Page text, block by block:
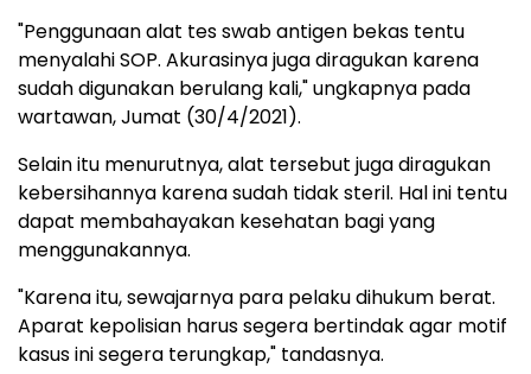
"Penggunaan alat tes swab antigen bekas tentu
menyalahi SOP. Akurasinya juga diragukan karena
sudah digunakan berulang kali," ungkapnya pada
wartawan, Jumat (30/4/2021).
Selain itu menurutnya, alat tersebut juga diragukan
kebersihannya karena sudah tidak steril. Hal ini tentu
dapat membahayakan kesehatan bagi yang
menggunakannya.
"Karena itu, sewajarnya para pelaku dihukum berat.
Aparat kepolisian harus segera bertindak agar motif
kasus ini segera terungkap," tandasnya.